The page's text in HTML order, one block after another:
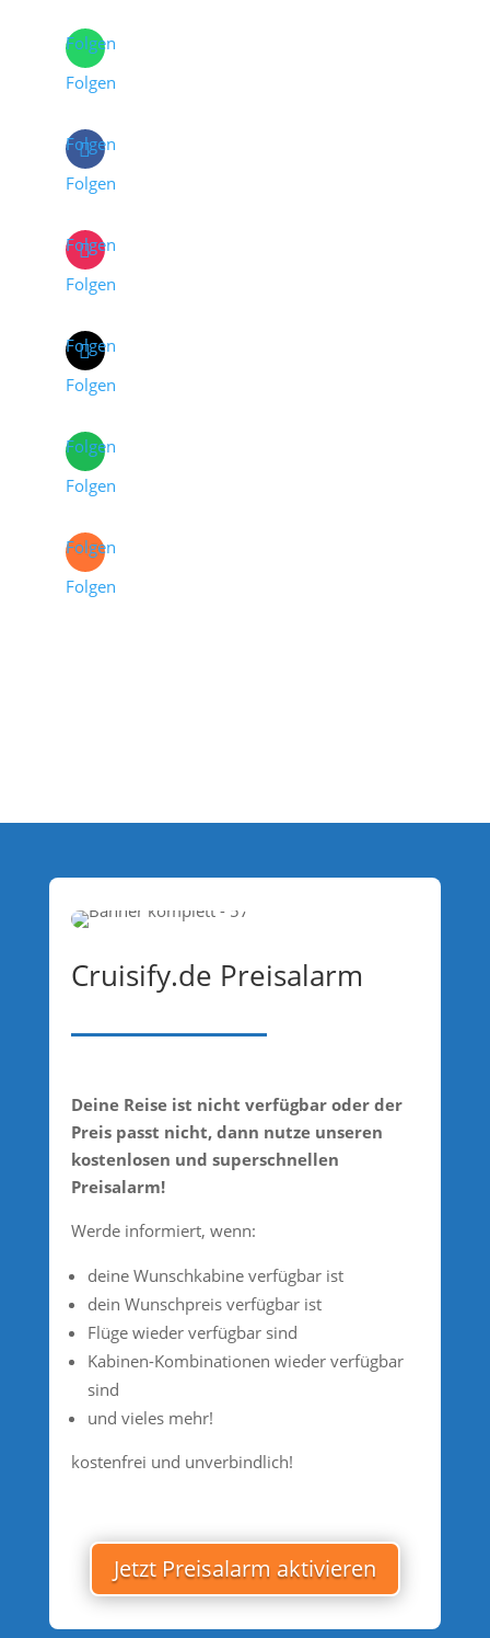
Folgen
Folgen
Folgen
Folgen
Folgen
Folgen
Folgen
Folgen
Folgen
Folgen
Folgen
Folgen
Cruisify.de Preisalarm
Deine Reise ist nicht verfügbar oder der
Preis passt nicht, dann nutze unseren
kostenlosen und superschnellen
Preisalarm!
Werde informiert, wenn:
deine Wunschkabine verfügbar ist
dein Wunschpreis verfügbar ist
Flüge wieder verfügbar sind
Kabinen-Kombinationen wieder verfügbar
sind
und vieles mehr!
kostenfrei und unverbindlich!
Jetzt Preisalarm aktivieren